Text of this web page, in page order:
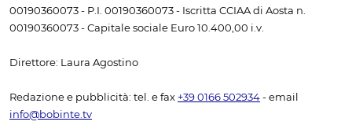
00190360073 - P.I. 00190360073 - Iscritta CCIAA di Aosta n.
00190360073 - Capitale sociale Euro 10.400,00 i.v.
Direttore: Laura Agostino
Redazione e pubblicità: tel. e fax +39 0166 502934 - email
info@bobinte.tv